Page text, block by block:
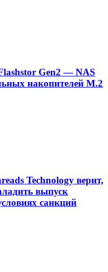
Gen2 — NAS
накопителей M.2
Technology верит,
выпуск
санкций